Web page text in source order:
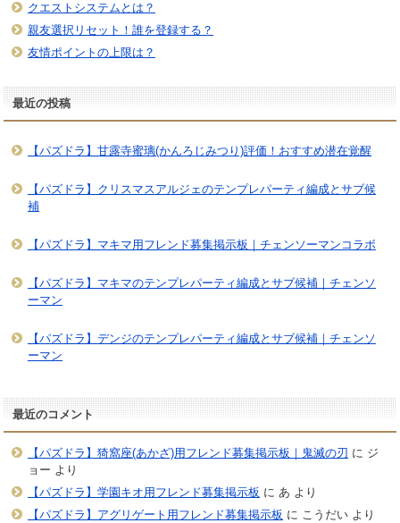
クエストシステムとは？
親友選択リセット！誰を登録する？
友情ポイントの上限は？
最近の投稿
【パズドラ】甘露寺蜜璃(かんろじみつり)評価！おすすめ潜在覚醒
【パズドラ】クリスマスアルジェのテンプレパーティ編成とサブ候
補
【パズドラ】マキマ用フレンド募集掲示板｜チェンソーマンコラボ
【パズドラ】マキマのテンプレパーティ編成とサブ候補｜チェンソ
ーマン
【パズドラ】デンジのテンプレパーティ編成とサブ候補｜チェンソ
ーマン
最近のコメント
【パズドラ】猗窩座(あかざ)用フレンド募集掲示板｜鬼滅の刃 に ジ
ョー より
【パズドラ】学園キオ用フレンド募集掲示板 に あ より
【パズドラ】アグリゲート用フレンド募集掲示板 に こうだいより